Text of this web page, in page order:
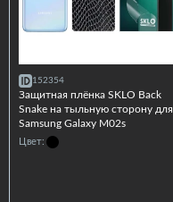
152354
Защитная плёнка SKLO Back
Snake на тыльную сторону для
Samsung Galaxy M02s
Цвет: